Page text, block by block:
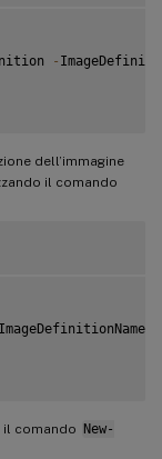
-
dell’immagine
il comando
ImageDefinitionName
il comando New-